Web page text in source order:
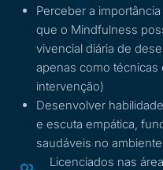
Perceber a
que o Mindfulness
vivencial diária de
apenas como técnicas
intervenção)
Desenvolver
e escuta empática,
saudáveis no
Licenciados nas